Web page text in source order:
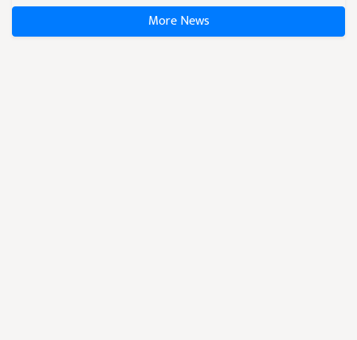
More News